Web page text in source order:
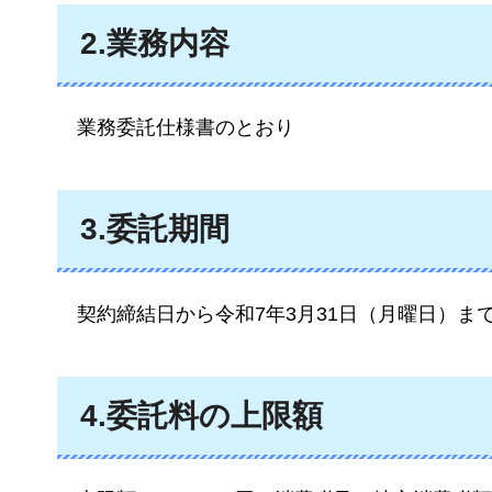
2.業務内容
業務委託仕様書のとおり
3.委託期間
契約締結日から令和7年3月31日（月曜日）ま
4.委託料の上限額